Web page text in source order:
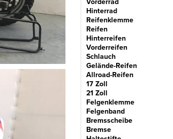
Vorderrad
Hinterrad
Reifenklemme
Reifen
Hinterreifen
Vorderreifen
Schlauch
Gelände-Reifen
Allroad-Reifen
17 Zoll
21 Zoll
Felgenklemme
Felgenband
Bremsscheibe
Bremse